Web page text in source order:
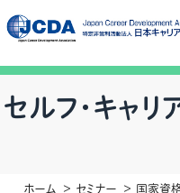
セルフ・キャリ
ホーム セミナー